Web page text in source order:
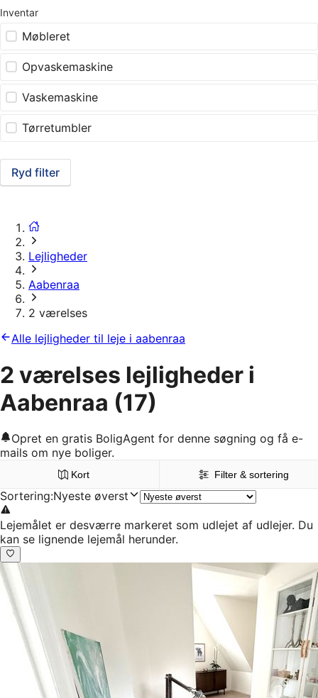
Inventar
Møbleret
Opvaskemaskine
Vaskemaskine
Tørretumbler
Ryd filter
Lejligheder
Aabenraa
2 værelses
Alle lejligheder til leje i aabenraa
2 værelses lejligheder i
Aabenraa (17)
Opret en gratis BoligAgent for denne søgning og få e-
mails om nye boliger.
Kort Filter & sortering
Sortering:Nyeste øverst
Lejemålet er desværre markeret som udlejet af udlejer. Du
kan se lignende lejemål herunder.